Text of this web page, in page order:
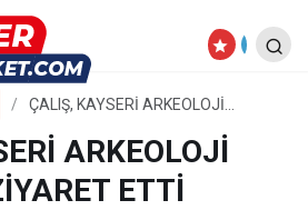
ÇALIŞ, KAYSERİ ARKEOLOJİ
ARKEOLOJİ
ETTİ
PALANCIOĞLU, ÖLÜM
MİMAR SİNAN’I ANDI